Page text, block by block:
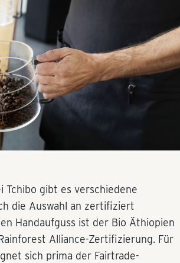
Tchibo gibt es verschiedene
die Auswahl an zertifiziert
Handaufguss ist der Bio Äthiopien
Alliance-Zertifizierung. Für
sich prima der Fairtrade-